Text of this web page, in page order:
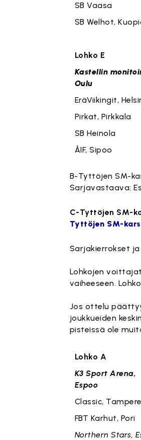
SB Vaasa
SB Welhot,
Lohko E
Kastellin
Oulu
EräViikingit,
Pirkat, Pirkkala
SB Heinola
ÅIF, Sipoo
B-Tyttöjen SM-
Sarjavastaava:
C-Tyttöjen SM-
Tyttöjen SM-
Sarjakierrokset
Lohkojen
vaiheeseen.
Jos ottelu
joukkueiden
pisteissä ole
K3 Sport Arena,
Espoo
Classic, Tampere
FBT Karhut, Pori
Northern Stars,